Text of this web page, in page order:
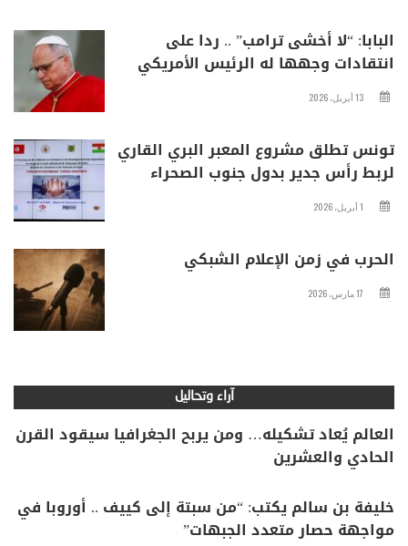
البابا: “لا أخشى ترامب” .. ردا على
انتقادات وجهها له الرئيس الأمريكي
13 أبريل، 2026
تونس تطلق مشروع المعبر البري القاري
لربط رأس جدير بدول جنوب الصحراء
1 أبريل، 2026
الحرب في زمن الإعلام الشبكي
17 مارس، 2026
آراء وتحاليل
العالم يُعاد تشكيله… ومن يربح الجغرافيا سيقود القرن
الحادي والعشرين
خليفة بن سالم يكتب: “من سبتة إلى كييف .. أوروبا في
مواجهة حصار متعدد الجبهات”